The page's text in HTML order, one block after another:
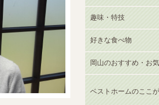
趣味・特技
好きな食べ物
岡山のおすすめ・お
ベストホームのここが